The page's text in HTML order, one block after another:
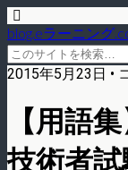
blog.eラーニング
2015年5月23日 •
【用語
技術者